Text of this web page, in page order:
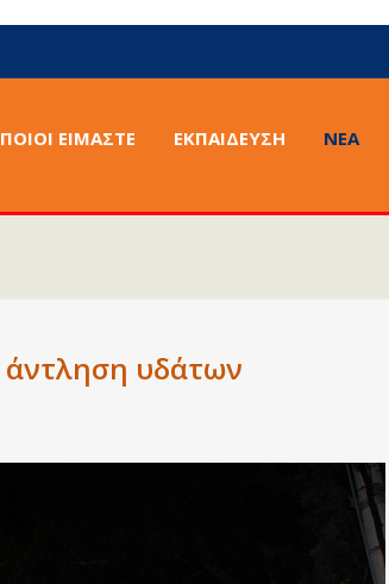
ΠΟΙΟΙ ΕΙΜΑΣΤΕ ΕΚΠΑΙΔΕΥΣΗ ΝΈΑ
άντληση υδάτων